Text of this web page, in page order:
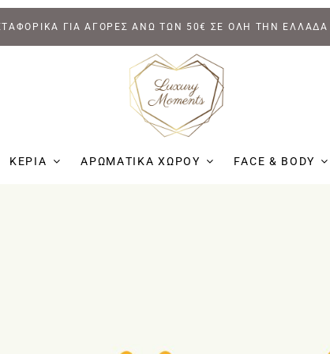
ΓΙΑ ΑΓΟΡΕΣ ΑΝΩ ΤΩΝ 50€ ΣΕ ΟΛΗ ΤΗΝ ΕΛΛΑΔΑ
ΚΕΡΙΑ ΑΡΩΜΑΤΙΚΑ ΧΩΡΟΥ FACE & BODY